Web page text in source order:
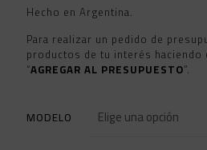
Hecho en Argentina.
Para realizar un pedido de
productos de tu interés haciendo
“AGREGAR AL PRESUPUESTO”.
MODELO